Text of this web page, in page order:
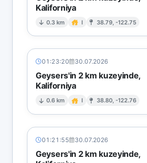
Kaliforniya
0.3 km I 38.79, -122.75
01:23:20 30.07.2026
Geysers'in 2 km kuzeyinde,
Kaliforniya
0.6 km I 38.80, -122.76
01:21:55 30.07.2026
Geysers'in 2 km kuzeyinde,